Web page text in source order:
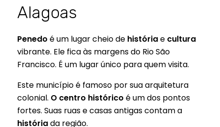
Alagoas
Penedo é um lugar cheio de históriae cultura
vibrante. Ele fica às margens do Rio São
Francisco. É um lugar único para quem visita.
Este município é famoso por sua arquitetura
colonial. O centro histórico é um dos pontos
fortes. Suas ruas e casas antigas contam a
históriada região.